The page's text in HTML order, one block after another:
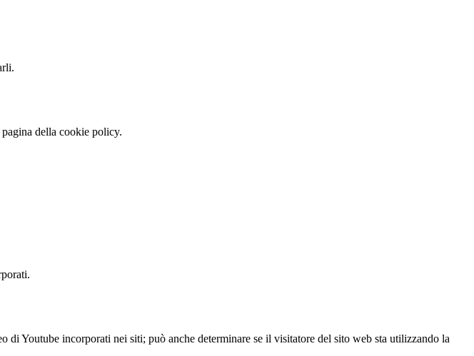
della cookie policy.
di Youtube incorporati nei siti; può anche determinare se il visitatore del sito web sta utilizzando la